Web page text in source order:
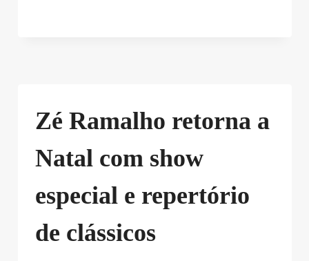
Zé Ramalho retorna a
Natal com show
especial e repertório
de clássicos